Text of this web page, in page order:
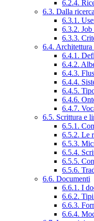
6.2.4.
6.3. Dalla
6.3.1.
6.3.2.
6.3.3.
6.4. Architettura
6.4.1.
6.4.2.
6.4.3.
6.4.4.
6.4.5.
6.4.6.
6.4.7.
6.5. Scrittura e
6.5.1.
6.5.2. Le
6.5.3.
6.5.4.
6.5.5.
6.5.6.
6.6. Documenti
6.6.1. I
6.6.2.
6.6.3.
6.6.4.